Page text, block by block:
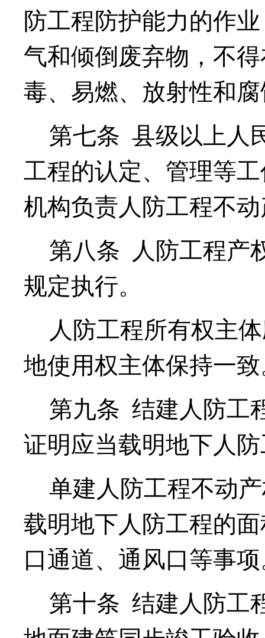
防工程防护能力的作
气和倾倒废弃物，不
毒、易燃、放射性和
第七条 县级以上人
工程的认定、管理等
机构负责人防工程不
第八条
人防工程产
规定执行。
人防工程所有权主
地使用权主体保持一
第九条 结建人防工
证明应当载明地下人
单建人防工程不动
载明地下人防工程的
口通道、通风口等事
第十条 结建人防工